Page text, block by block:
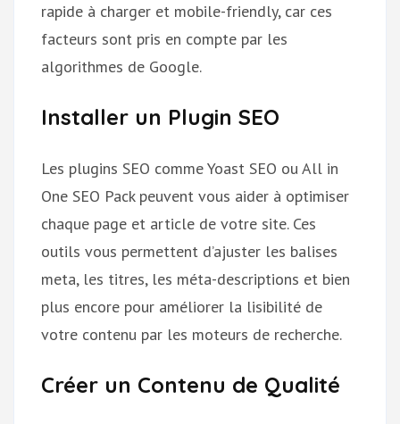
rapide à charger et mobile-friendly, car ces
facteurs sont pris en compte par les
algorithmes de Google.
Installer un Plugin SEO
Les plugins SEO comme Yoast SEO ou All in
One SEO Pack peuvent vous aider à optimiser
chaque page et article de votre site. Ces
outils vous permettent d’ajuster les balises
meta, les titres, les méta-descriptions et bien
plus encore pour améliorer la lisibilité de
votre contenu par les moteurs de recherche.
Créer un Contenu de Qualité